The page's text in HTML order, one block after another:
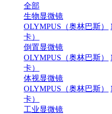
全部
生物显微镜
OLYMPUS（奥林巴斯）
卡）
倒置显微镜
OLYMPUS（奥林巴斯）
卡）
体视显微镜
OLYMPUS（奥林巴斯）
卡）
工业显微镜